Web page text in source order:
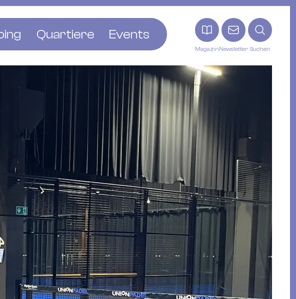
MagazinNewsletter Suchen
Kleider
Stores
& Uhren
& Pflanzen
Quartiere
Altstadt
Gundeldingen
Kleinbasel
Klybeck
St. Johann
Wettstein
Events